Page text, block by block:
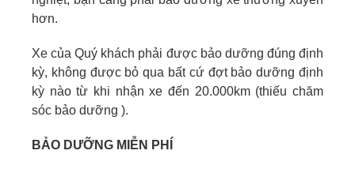
hơn.
Xe của Quý khách phải được bảo dưỡng đúng định
kỳ, không được bỏ qua bất cứ đợt bảo dưỡng định
kỳ nào từ khi nhận xe đến 20.000km (thiếu chăm
sóc bảo dưỡng ).
BẢO DƯỠNG MIỄN PHÍ